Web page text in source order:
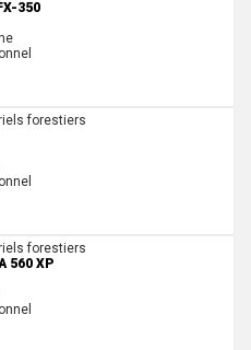
350
forestiers
forestiers
560 XP